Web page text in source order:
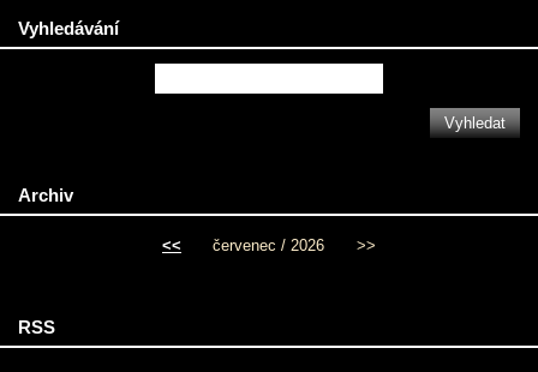
Vyhledávání
Archiv
<< červenec / 2026 >>
RSS